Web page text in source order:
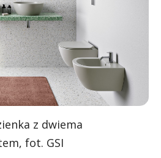
z dwiema
fot. GSI